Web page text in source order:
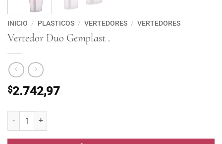
INICIO / PLASTICOS / VERTEDORES / VERTEDORES
Vertedor Duo Gemplast .
$2.742,97